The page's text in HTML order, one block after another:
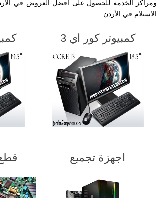
ومراكز الخدمة للحصول على افضل العروض في
الاستلام في الأردن .
كمبيوتر كور اي 3
اجهزة تجميع